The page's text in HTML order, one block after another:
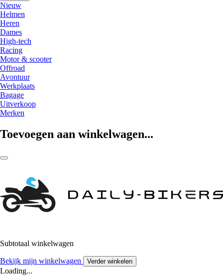
Nieuw
Helmen
Heren
Dames
High-tech
Racing
Motor & scooter
Offroad
Avontuur
Werkplaats
Bagage
Uitverkoop
Merken
Toevoegen aan winkelwagen...
Subtotaal winkelwagen
Bekijk mijn winkelwagen Verder winkelen
Loading...